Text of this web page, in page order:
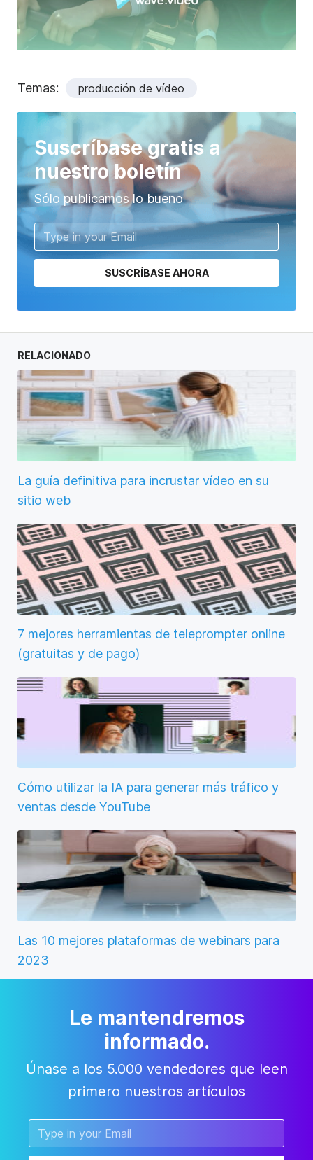
Temas: producción de vídeo
Suscríbase gratis a
nuestro boletín
Sólo publicamos lo bueno
SUSCRÍBASE AHORA
RELACIONADO
La guía definitiva para incrustar vídeo en su
sitio web
7 mejores herramientas de teleprompter online
(gratuitas y de pago)
Cómo utilizar la IA para generar más tráfico y
ventas desde YouTube
Las 10 mejores plataformas de webinars para
2023
Le mantendremos
informado.
Únase a los 5.000 vendedores que leen
primero nuestros artículos